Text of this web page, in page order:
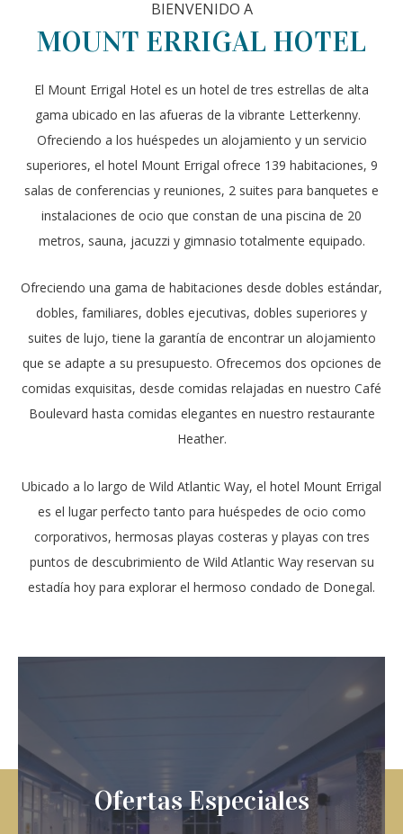
BIENVENIDO A
MOUNT ERRIGAL HOTEL
El Mount Errigal Hotel es un hotel de tres estrellas de alta
gama ubicado en las afueras de la vibrante Letterkenny.
Ofreciendo a los huéspedes un alojamiento y un servicio
superiores, el hotel Mount Errigal ofrece 139 habitaciones, 9
salas de conferencias y reuniones, 2 suites para banquetes e
instalaciones de ocio que constan de una piscina de 20
metros, sauna, jacuzzi y gimnasio totalmente equipado.
Ofreciendo una gama de habitaciones desde dobles estándar,
dobles, familiares, dobles ejecutivas, dobles superiores y
suites de lujo, tiene la garantía de encontrar un alojamiento
que se adapte a su presupuesto. Ofrecemos dos opciones de
comidas exquisitas, desde comidas relajadas en nuestro Café
Boulevard hasta comidas elegantes en nuestro restaurante
Heather.
Ubicado a lo largo de Wild Atlantic Way, el hotel Mount Errigal
es el lugar perfecto tanto para huéspedes de ocio como
corporativos, hermosas playas costeras y playas con tres
puntos de descubrimiento de Wild Atlantic Way reservan su
estadía hoy para explorar el hermoso condado de Donegal.
Ofertas Especiales